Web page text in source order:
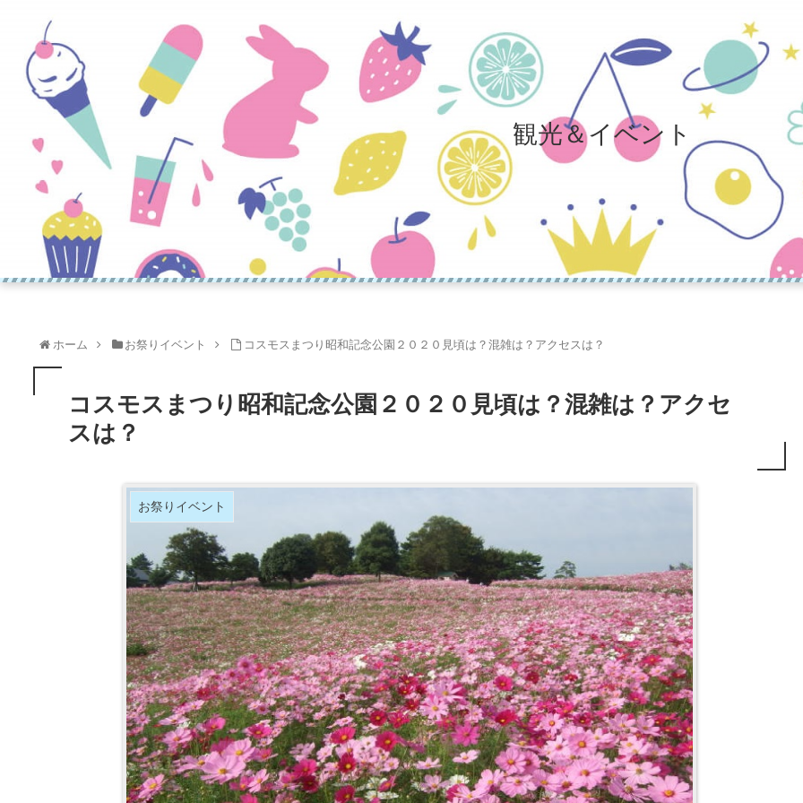
観光＆イベント
ホーム お祭りイベント コスモスまつり昭和記念公園２０２０見頃は？混雑は？アクセスは？
コスモスまつり昭和記念公園２０２０見頃は？混雑は？アクセ
スは？
お祭りイベント